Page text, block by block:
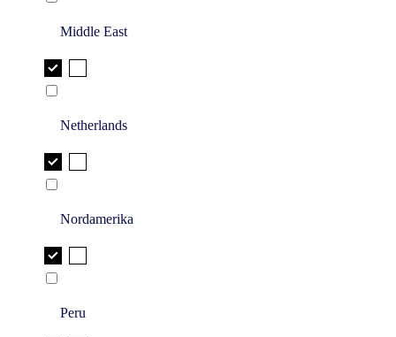
Middle East
Netherlands
Nordamerika
Peru